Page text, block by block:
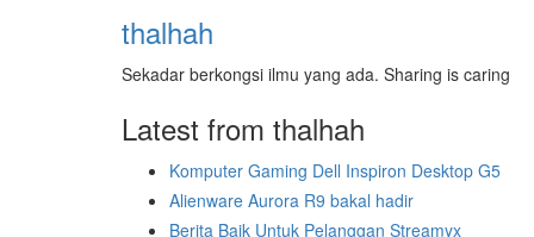
thalhah
Sekadar berkongsi ilmu yang ada. Sharing is caring
Latest from thalhah
Komputer Gaming Dell Inspiron Desktop G5
Alienware Aurora R9 bakal hadir
Berita Baik Untuk Pelanggan Streamyx